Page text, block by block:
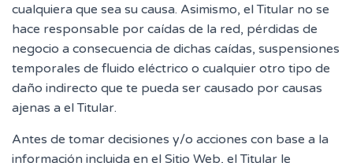
cualquiera que sea su causa. Asimismo, el Titular no se
hace responsable por caídas de la red, pérdidas de
negocio a consecuencia de dichas caídas, suspensiones
temporales de fluido eléctrico o cualquier otro tipo de
daño indirecto que te pueda ser causado por causas
ajenas a el Titular.
Antes de tomar decisiones y/o acciones con base a la
información incluida en el Sitio Web, el Titular le